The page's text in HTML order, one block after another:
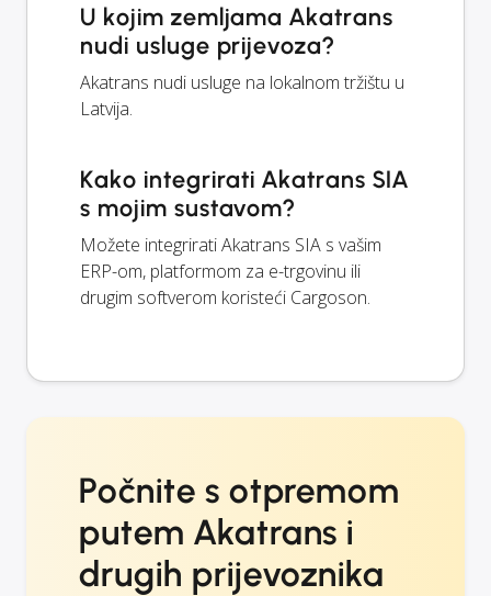
U kojim zemljama Akatrans
nudi usluge prijevoza?
Akatrans nudi usluge na lokalnom tržištu u
Latvija.
Kako integrirati Akatrans SIA
s mojim sustavom?
Možete integrirati Akatrans SIA s vašim
ERP-om, platformom za e-trgovinu ili
drugim softverom koristeći Cargoson.
Počnite s otpremom
putem Akatrans i
drugih prijevoznika